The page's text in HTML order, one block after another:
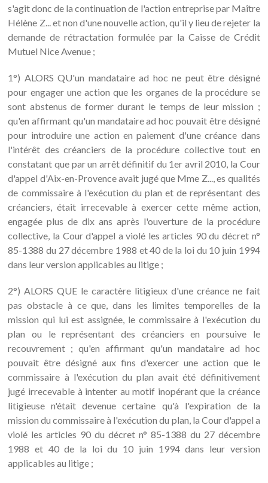
s'agit donc de la continuation de l'action entreprise par Maître
Hélène Z... et non d'une nouvelle action, qu'il y lieu de rejeter la
demande de rétractation formulée par la Caisse de Crédit
Mutuel Nice Avenue ;
1°) ALORS QU'un mandataire ad hoc ne peut être désigné
pour engager une action que les organes de la procédure se
sont abstenus de former durant le temps de leur mission ;
qu'en affirmant qu'un mandataire ad hoc pouvait être désigné
pour introduire une action en paiement d'une créance dans
l'intérêt des créanciers de la procédure collective tout en
constatant que par un arrêt définitif du 1er avril 2010, la Cour
d'appel d'Aix-en-Provence avait jugé que Mme Z..., es qualités
de commissaire à l'exécution du plan et de représentant des
créanciers, était irrecevable à exercer cette même action,
engagée plus de dix ans après l'ouverture de la procédure
collective, la Cour d'appel a violé les articles 90 du décret n°
85-1388 du 27 décembre 1988 et 40 de la loi du 10 juin 1994
dans leur version applicables au litige ;
2°) ALORS QUE le caractère litigieux d'une créance ne fait
pas obstacle à ce que, dans les limites temporelles de la
mission qui lui est assignée, le commissaire à l'exécution du
plan ou le représentant des créanciers en poursuive le
recouvrement ; qu'en affirmant qu'un mandataire ad hoc
pouvait être désigné aux fins d'exercer une action que le
commissaire à l'exécution du plan avait été définitivement
jugé irrecevable à intenter au motif inopérant que la créance
litigieuse n'était devenue certaine qu'à l'expiration de la
mission du commissaire à l'exécution du plan, la Cour d'appel a
violé les articles 90 du décret n° 85-1388 du 27 décembre
1988 et 40 de la loi du 10 juin 1994 dans leur version
applicables au litige ;